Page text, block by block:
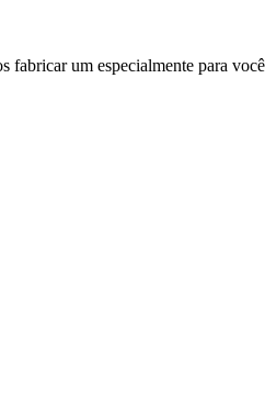
um especialmente para